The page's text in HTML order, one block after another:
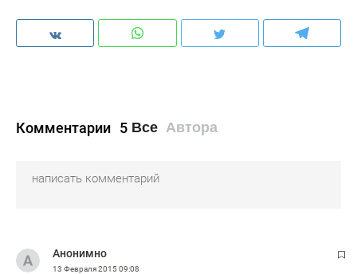
Комментарии 5 Все Автора
Анонимно
13 Февраля 201509:08